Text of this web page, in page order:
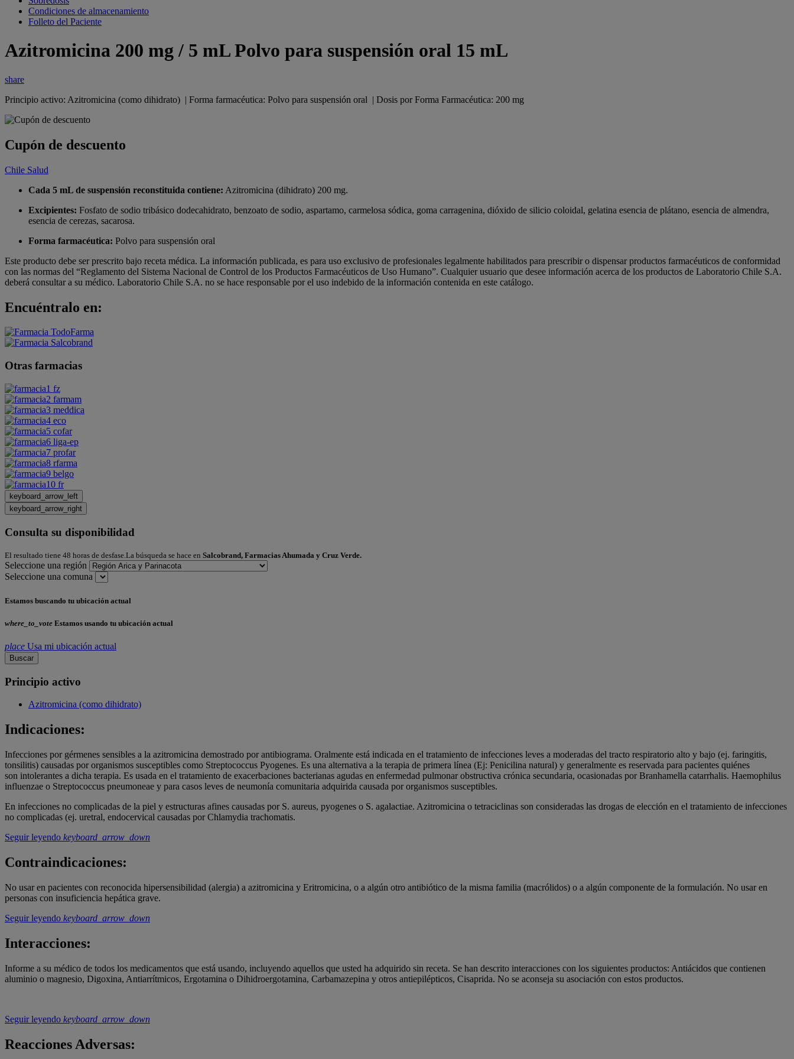
Condiciones de almacenamiento
Folleto del Paciente
Azitromicina 200 mg / 5 mL Polvo para suspensión oral 15 mL
share
Principio activo: Azitromicina (como dihidrato) | Forma farmacéutica: Polvo para suspensión oral | Dosis por Forma Farmacéutica: 200 mg
Cupón de descuento
Chile Salud
Cada 5 mL de suspensión reconstituida contiene: Azitromicina (dihidrato) 200 mg.
Excipientes: Fosfato de sodio tribásico dodecahidrato, benzoato de sodio, aspartamo, carmelosa sódica, goma carragenina, dióxido de silicio coloidal, gelatina esencia de plátano, esencia de almendra,
esencia de cerezas, sacarosa.
Forma farmacéutica: Polvo para suspensión oral
Este producto debe ser prescrito bajo receta médica. La información publicada, es para uso exclusivo de profesionales legalmente habilitados para prescribir o dispensar productos farmacéuticos de conformidad
con las normas del “Reglamento del Sistema Nacional de Control de los Productos Farmacéuticos de Uso Humano”. Cualquier usuario que desee información acerca de los productos de Laboratorio Chile S.A.
deberá consultar a su médico. Laboratorio Chile S.A. no se hace responsable por el uso indebido de la información contenida en este catálogo.
Encuéntralo en:
Otras farmacias
keyboard_arrow_left
keyboard_arrow_right
Consulta su disponibilidad
El resultado tiene 48 horas de desfase.La búsqueda se hace en Salcobrand, Farmacias Ahumada y Cruz Verde.
Seleccione una región
Seleccione una comuna
Estamos buscando tu ubicación actual
where_to_vote Estamos usando tu ubicación actual
place Usa mi ubicación actual
Buscar
Principio activo
Azitromicina (como dihidrato)
Indicaciones:
Infecciones por gérmenes sensibles a la azitromicina demostrado por antibiograma. Oralmente está indicada en el tratamiento de infecciones leves a moderadas del tracto respiratorio alto y bajo (ej. faringitis,
tonsilitis) causadas por organismos susceptibles como Streptococcus Pyogenes. Es una alternativa a la terapia de primera línea (Ej: Penicilina natural) y generalmente es reservada para pacientes quiénes
son intolerantes a dicha terapia. Es usada en el tratamiento de exacerbaciones bacterianas agudas en enfermedad pulmonar obstructiva crónica secundaria, ocasionadas por Branhamella catarrhalis. Haemophilus
influenzae o Streptococcus pneumoneae y para casos leves de neumonía comunitaria adquirida causada por organismos susceptibles.
En infecciones no complicadas de la piel y estructuras afines causadas por S. aureus, pyogenes o S. agalactiae. Azitromicina o tetraciclinas son consideradas las drogas de elección en el tratamiento de infecciones
no complicadas (ej. uretral, endocervical causadas por Chlamydia trachomatis.
Seguir leyendo keyboard_arrow_down
Contraindicaciones:
No usar en pacientes con reconocida hipersensibilidad (alergia) a azitromicina y Eritromicina, o a algún otro antibiótico de la misma familia (macrólidos) o a algún componente de la formulación. No usar en
personas con insuficiencia hepática grave.
Seguir leyendo keyboard_arrow_down
Interacciones:
Informe a su médico de todos los medicamentos que está usando, incluyendo aquellos que usted ha adquirido sin receta. Se han descrito interacciones con los siguientes productos: Antiácidos que contienen
aluminio o magnesio, Digoxina, Antiarrítmicos, Ergotamina o Dihidroergotamina, Carbamazepina y otros antiepilépticos, Cisaprida. No se aconseja su asociación con estos productos.
Seguir leyendo keyboard_arrow_down
Reacciones Adversas: